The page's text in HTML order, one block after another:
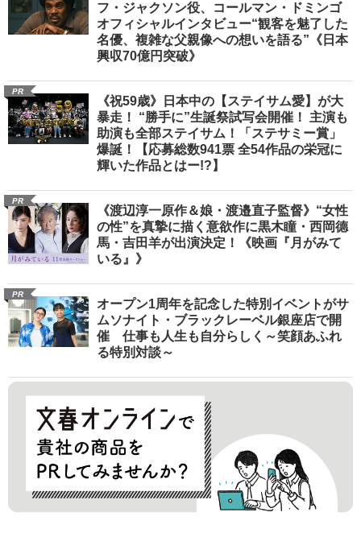
フ・ジャクソン役、コールマン・ドミンゴ
オフィシャルインタビュー“観客を魅了した
名優、複雑な父親像への想いを語る”《日本
興収70億円突破》
PR
《祝59歳》日本中の【ステイサム愛】が大
暴走！ “勝手に”生誕祭試写会開催！ 主演も
助演も全部ステイサム！「ステサミー賞」
爆誕！【応募総数941票 全54作品の栄冠に
輝いた作品とはー!?】
PR
《渡辺淳一原作＆娘・渡邉直子監督》“女性
の性”を真摯に描く意欲作に黒木瞳・西岡德
馬・吉田羊が出演決定！《映画『月がみて
いる』》
PR
オープン1周年を記念した特別イベントがサ
ムソナイト・ブラックレーベル銀座店で開
催 仕事も人生も自分らしく～笑顔あふれ
る特別対談～